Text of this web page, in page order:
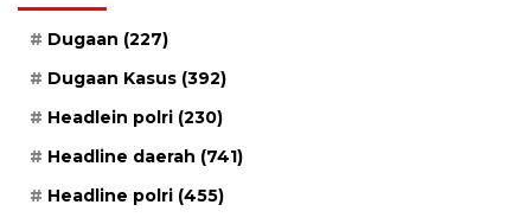
Dugaan (227)
Dugaan Kasus (392)
Headlein polri (230)
Headline daerah (741)
Headline polri (455)